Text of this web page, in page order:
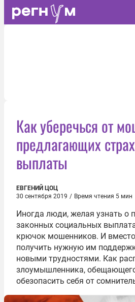
Как уберечься от
предлагающих
выплаты
ЕВГЕНИЙ ЦОЦ
30 сентября 2019 / Время чтения 5 мин
Иногда люди, желая узнать о
законных социальных
крючок мошенников. И
получить нужную им
новыми трудностями. Как
злоумышленника,
обезопасить себя от